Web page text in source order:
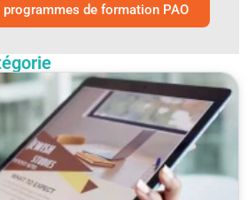
de formation PAO